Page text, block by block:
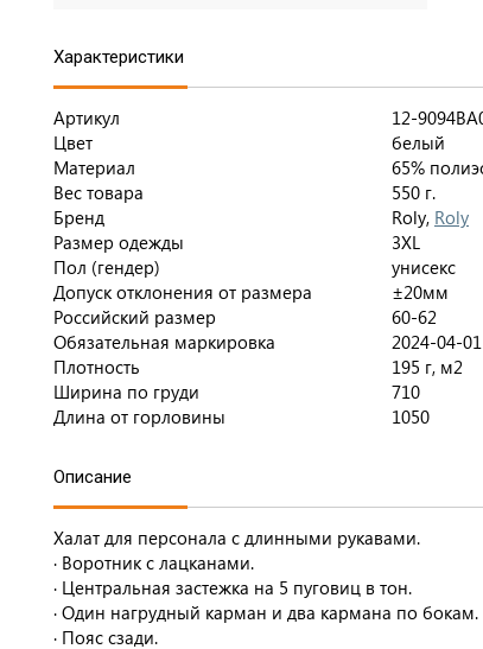
Характеристики
Артикул
12-
Цвет
белый
Материал
65%
Вес товара
550 г.
Бренд
Roly, Roly
Размер одежды
3XL
Пол (гендер)
унисекс
Допуск отклонения от размера
±20мм
Российский размер
60-62
Обязательная маркировка
2024-04-01
Плотность
195 г, м2
Ширина по груди
710
Длина от горловины
1050
Описание
Халат для персонала с длинными рукавами.
· Воротник с лацканами.
· Центральная застежка на 5 пуговиц в тон.
· Один нагрудный карман и два кармана по бокам.
· Пояс сзади.